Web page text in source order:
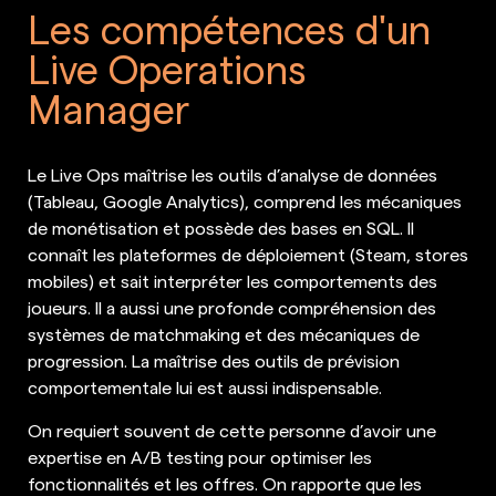
Les compétences d'un
Live Operations
Manager
Le Live Ops maîtrise les outils d’analyse de données
(Tableau, Google Analytics), comprend les mécaniques
de monétisation et possède des bases en SQL. Il
connaît les plateformes de déploiement (Steam, stores
mobiles) et sait interpréter les comportements des
joueurs. Il a aussi une profonde compréhension des
systèmes de matchmaking et des mécaniques de
progression. La maîtrise des outils de prévision
comportementale lui est aussi indispensable.
On requiert souvent de cette personne d’avoir une
expertise en A/B testing pour optimiser les
fonctionnalités et les offres. On rapporte que les